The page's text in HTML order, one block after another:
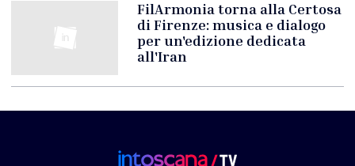
FilArmonia torna alla Certosa
di Firenze: musica e dialogo
per un'edizione dedicata
all'Iran